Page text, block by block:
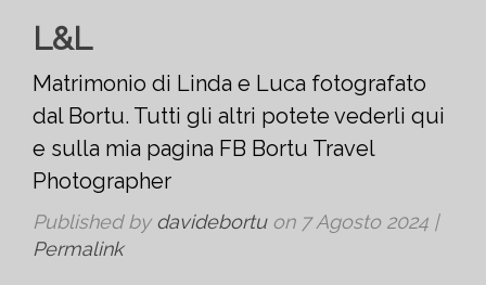
L&L
Matrimonio di Linda e Luca fotografato
dal Bortu. Tutti gli altri potete vederli qui
e sulla mia pagina FB Bortu Travel
Photographer
Published by davidebortuon 7 Agosto 2024 |
Permalink